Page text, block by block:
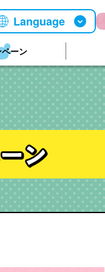
Language
ーン